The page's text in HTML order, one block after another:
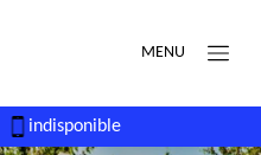
MENU
indisponible